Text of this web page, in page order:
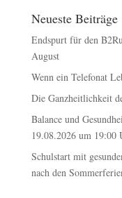
Neueste Beiträge
Endspurt für den
August
Wenn ein Telefonat
Die Ganzheitlichkeit
Balance und
19.08.2026 um 19:00
Schulstart mit
nach den